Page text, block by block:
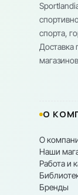
спорта,
Доставка
О
О
Наши
Работа и
Бренды